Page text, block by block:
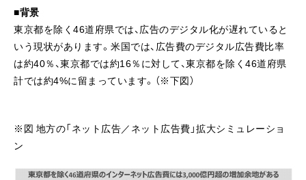
■背景
東京都を除く46道府県では、広告のデジタル化が遅れていると
いう現状があります。米国では、広告費のデジタル広告費比率
は約40％、東京都では約16％に対して、東京都を除く46道府県
計では約4%に留まっています。（※下図）
※図 地方の「ネット広告／ネット広告費」拡大シミュレーショ
ン